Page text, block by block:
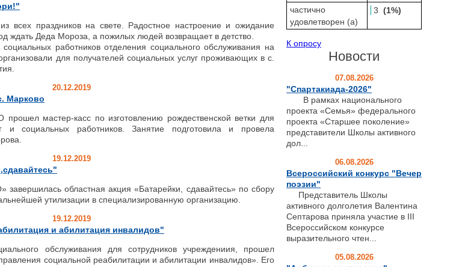
всех праздников на свете. Радостное настроение и ожидание
ждать Деда Мороза, а пожилых людей возвращает в детство.
работников отделения социального обслуживания на
для получателей социальных услуг проживающих в с.
20.12.2019
Марково
мастер-касс по изготовлению рождественской ветки для
и социальных работников. Занятие подготовила и провела
19.12.2019
областная акция «Батарейки, сдавайтесь» по сбору
утилизации в специализированную организацию.
19.12.2019
и абилитация инвалидов"
обслуживания для сотрудников учреждениия, прошел
социальной реабилитации и абилитации инвалидов». Его
частично
удовлетворен (а)
3 (1%)
К опросу
Новости
07.08.2026
"Спартакиада-2026"
В рамках национального
проекта «Семья» федерального
проекта «Старшее поколение»
представители Школы активного
дол...
06.08.2026
Всероссийский конкурс "Вечер
поэзии"
Представитель Школы
активного долголетия Валентина
Септарова приняла участие в III
Всероссийском конкурсе
выразительного чтен...
05.08.2026